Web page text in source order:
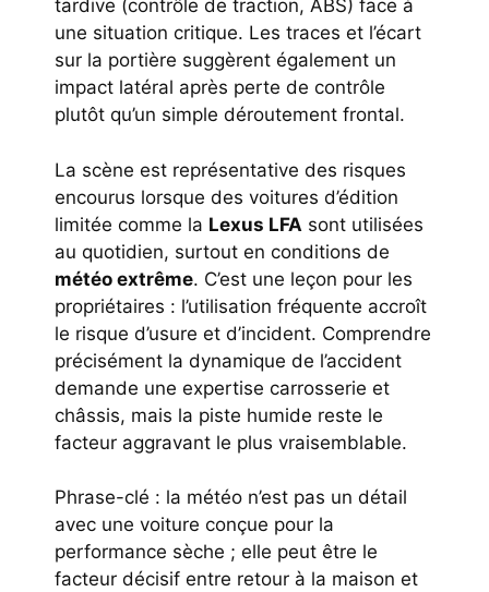
tardive (contrôle de traction, ABS) face à
une situation critique. Les traces et l’écart
sur la portière suggèrent également un
impact latéral après perte de contrôle
plutôt qu’un simple déroutement frontal.
La scène est représentative des risques
encourus lorsque des voitures d’édition
limitée comme la Lexus LFA sont utilisées
au quotidien, surtout en conditions de
météo extrême. C’est une leçon pour les
propriétaires : l’utilisation fréquente accroît
le risque d’usure et d’incident. Comprendre
précisément la dynamique de l’accident
demande une expertise carrosserie et
châssis, mais la piste humide reste le
facteur aggravant le plus vraisemblable.
Phrase-clé : la météo n’est pas un détail
avec une voiture conçue pour la
performance sèche ; elle peut être le
facteur décisif entre retour à la maison et